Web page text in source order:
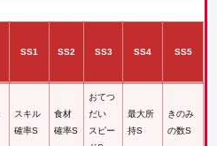
SS1 SS2 SS3 SS4 SS5
スキル
確率S
食材
確率S
おてつ
だい
スピー
最大所
持S
きのみ
の数S